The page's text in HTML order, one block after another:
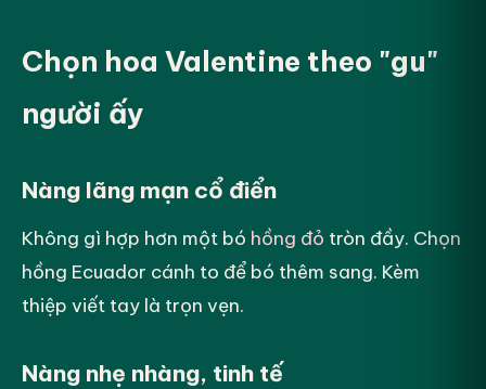
Chọn hoa Valentine theo "gu"
người ấy
Nàng lãng mạn cổ điển
Không gì hợp hơn một bó hồng đỏ tròn đầy. Chọn
hồng Ecuador cánh to để bó thêm sang. Kèm
thiệp viết tay là trọn vẹn.
Nàng nhẹ nhàng, tinh tế